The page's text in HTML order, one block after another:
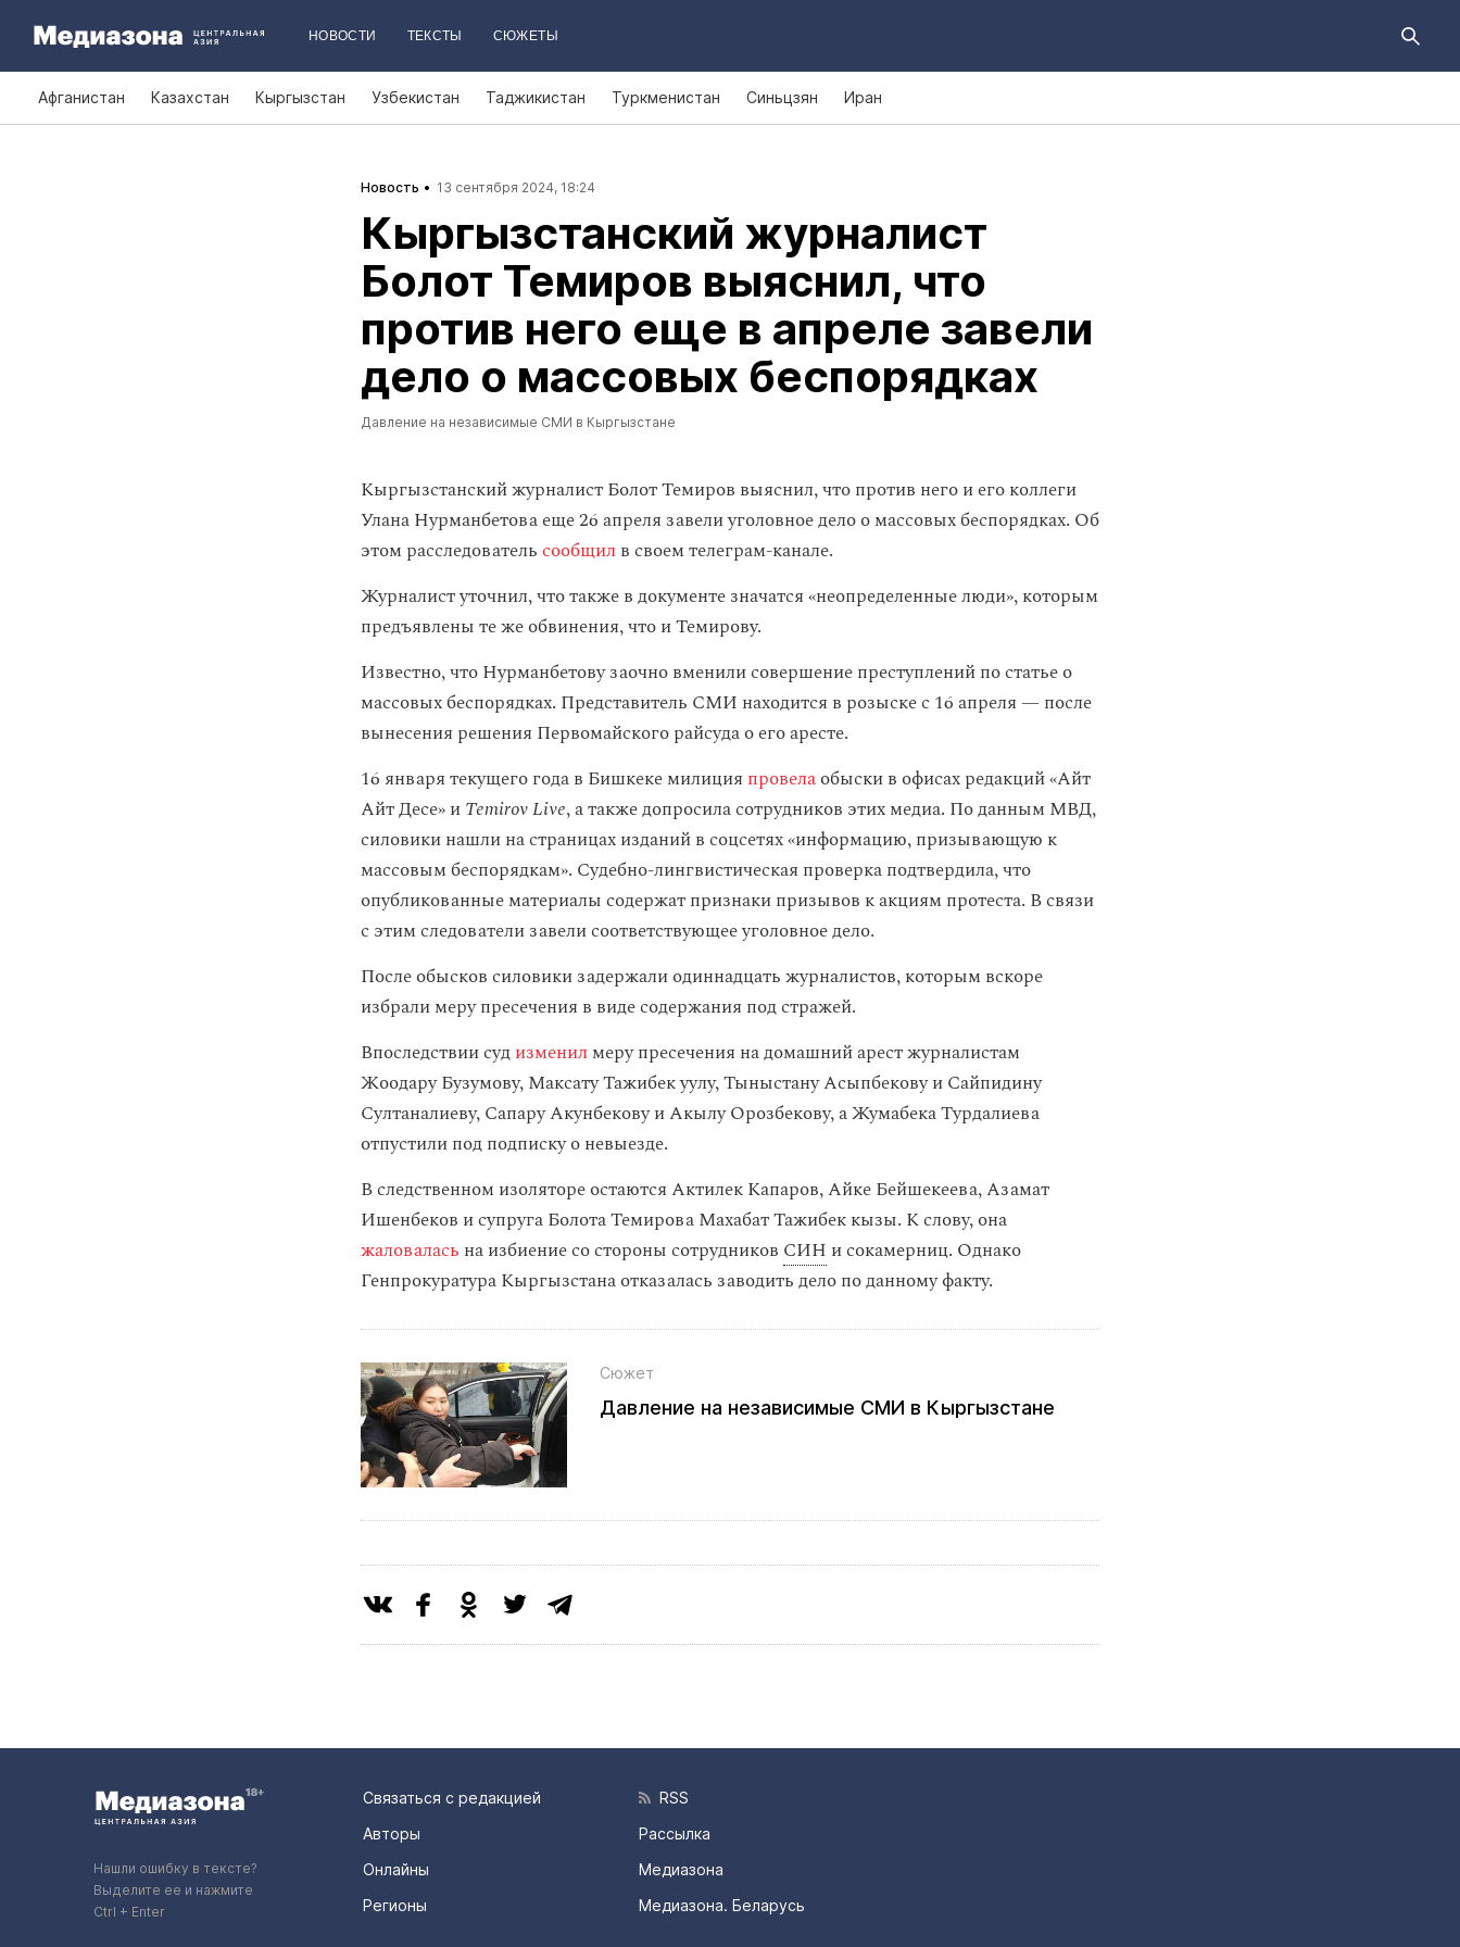
НОВОСТИ ТЕКСТЫ СЮЖЕТЫ
Афганистан Казахстан Кыргызстан Узбекистан Таджикистан Туркменистан Синьцзян Иран
Новость 13 сентября 2024, 18:24
Кыргызстанский журналист
Болот Темиров выяснил, что
против него еще в апреле завели
дело о массовых беспорядках
Давление на независимые СМИ в Кыргызстане
Кыргызстанский журналист Болот Темиров выяснил, что против него и его коллеги
Улана Нурманбетова еще 26 апреля завели уголовное дело о массовых беспорядках. Об
этом расследовательсообщил в своем телеграм-канале.
Журналист уточнил, что также в документе значатся «неопределенные люди», которым
предъявлены те же обвинения, что и Темирову.
Известно, что Нурманбетову заочно вменили совершение преступлений по статье о
массовых беспорядках. Представитель СМИ находится в розыске с 16 апреля — после
вынесения решения Первомайского райсуда о его аресте.
16 января текущего года в Бишкеке милиция провелаобыски в офисах редакций «Айт
Айт Десе» иTemirov Live, а также допросила сотрудников этих медиа. По данным МВД,
силовики нашли на страницах изданий в соцсетях «информацию, призывающую к
массовым беспорядкам». Судебно-лингвистическая проверка подтвердила, что
опубликованные материалы содержат признаки призывов к акциям протеста. В связи
с этим следователи завели соответствующее уголовное дело.
После обысков силовики задержали одиннадцать журналистов, которым вскоре
избрали меру пресечения в виде содержания под стражей.
Впоследствии судизменил меру пресечения на домашний арест журналистам
Жоодару Бузумову, Максату Тажибек уулу, Тыныстану Асыпбекову и Сайпидину
Султаналиеву, Сапару Акунбекову и Акылу Орозбекову, а Жумабека Турдалиева
отпустили под подписку о невыезде.
В следственном изоляторе остаются Актилек Капаров, Айке Бейшекеева, Азамат
Ишенбеков и супруга Болота Темирова Махабат Тажибек кызы. К слову, она
жаловалась на избиение со стороны сотрудников СИН и сокамерниц. Однако
Генпрокуратура Кыргызстана отказалась заводить дело по данному факту.
Сюжет
Давление на независимые СМИ в Кыргызстане
Нашли ошибку в тексте?
Выделите ее и нажмите
Ctrl + Enter
Связаться с редакцией
Авторы
Онлайны
Регионы
RSS
Рассылка
Медиазона
Медиазона. Беларусь